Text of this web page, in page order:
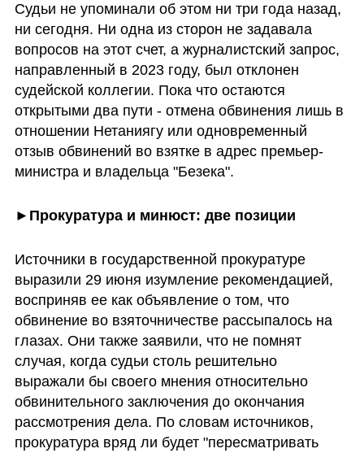
Судьи не упоминали об этом ни три года назад,
ни сегодня. Ни одна из сторон не задавала
вопросов на этот счет, а журналистский запрос,
направленный в 2023 году, был отклонен
судейской коллегии. Пока что остаются
открытыми два пути - отмена обвинения лишь в
отношении Нетаниягу или одновременный
отзыв обвинений во взятке в адрес премьер-
министра и владельца "Безека".
► Прокуратура и минюст: две позиции
Источники в государственной прокуратуре
выразили 29 июня изумление рекомендацией,
восприняв ее как объявление о том, что
обвинение во взяточничестве рассыпалось на
глазах. Они также заявили, что не помнят
случая, когда судьи столь решительно
выражали бы своего мнения относительно
обвинительного заключения до окончания
рассмотрения дела. По словам источников,
прокуратура вряд ли будет "пересматривать